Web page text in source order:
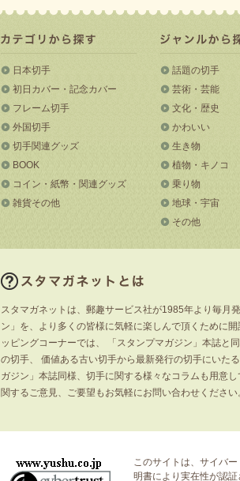
日本切手
初日カバー・記念カバー
フレーム切手
外国切手
切手関連グッズ
BOOK
コイン・紙幣・関連グッズ
雑貨その他
話題の切手
芸術・芸能
文化・歴史
かわいい
生き物
植物・キノコ
乗り物
地球・宇宙
その他
スタマガネットは、郵趣サービス社が1985年より毎月
ン」を、より多くの皆様に気軽に楽しんで頂くために
ッピングコーナーでは、 「スタンプマガジン」本誌と
の切手、 価値ある古い切手から最新発行の切手にいた
ガジン」本誌同様、切手に関する様々なコラムも用意
関するご意見、ご要望もお気軽にお問い合わせください
このサイトは、サイバ
明書により実在性が認